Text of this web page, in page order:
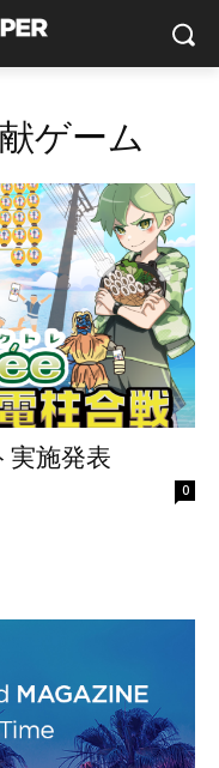
ゲーム
実施発表
0